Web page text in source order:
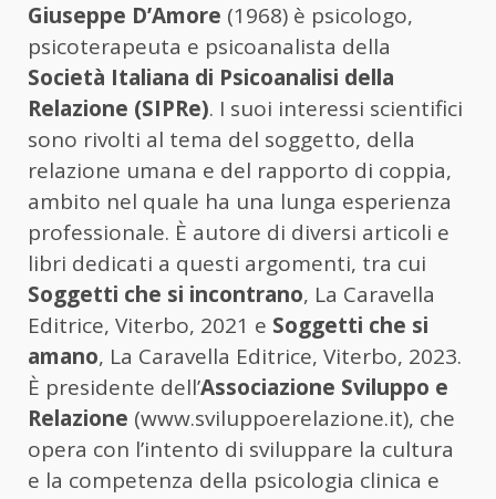
Giuseppe D’Amore (1968) è psicologo,
psicoterapeuta e psicoanalista della
Società Italiana di Psicoanalisi della
Relazione (SIPRe). I suoi interessi scientifici
sono rivolti al tema del soggetto, della
relazione umana e del rapporto di coppia,
ambito nel quale ha una lunga esperienza
professionale. È autore di diversi articoli e
libri dedicati a questi argomenti, tra cui
Soggetti che si incontrano, La Caravella
Editrice, Viterbo, 2021 e Soggetti che si
amano, La Caravella Editrice, Viterbo, 2023.
È presidente dell’Associazione Sviluppo e
Relazione (www.sviluppoerelazione.it), che
opera con l’intento di sviluppare la cultura
e la competenza della psicologia clinica e